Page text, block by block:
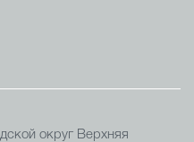
округ Верхняя